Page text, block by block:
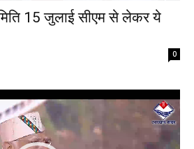
15 जुलाई सीएम से लेकर ये
0